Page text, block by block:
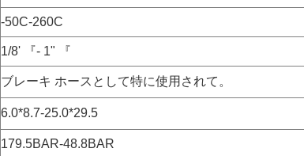
-50C-260C
1/8' 『- 1" 『
ブレーキ ホースとして特に使用されて。
6.0*8.7-25.0*29.5
179.5BAR-48.8BAR